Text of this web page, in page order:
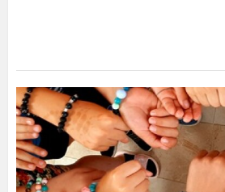
STOVYKLOS
AKIMIRKOS
NEMUNAITYJE(2)